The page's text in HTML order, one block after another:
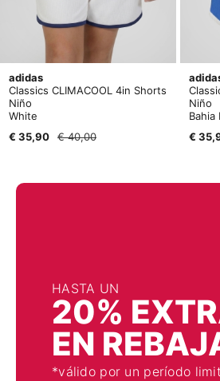
adidas
Classics CLIMACOOL 4in Shorts
Niño
White
€ 35,90
€ 40,00
Niño
Bahia
€
HASTA UN
20%
EN
*válido por un período